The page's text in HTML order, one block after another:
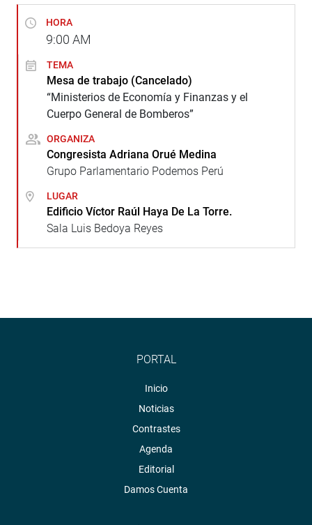
HORA
9:00 AM
TEMA
Mesa de trabajo (Cancelado)
“Ministerios de Economía y Finanzas y el
Cuerpo General de Bomberos”
ORGANIZA
Congresista Adriana Orué Medina
Grupo Parlamentario Podemos Perú
LUGAR
Edificio Víctor Raúl Haya De La Torre.
Sala Luis Bedoya Reyes
PORTAL
Inicio
Noticias
Contrastes
Agenda
Editorial
Damos Cuenta